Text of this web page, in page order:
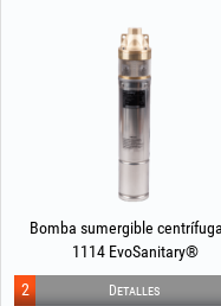
Bomba sumergible
1114 EvoSanitary®
Detalles
2